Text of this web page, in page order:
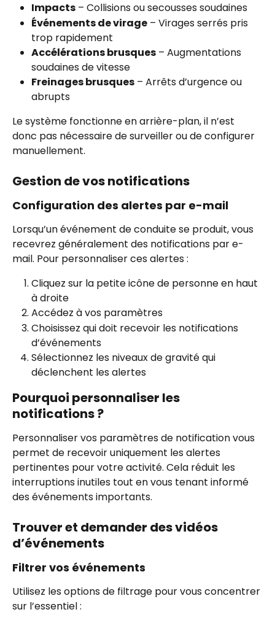
Impacts – Collisions ou secousses soudaines
Événements de virage – Virages serrés pris
trop rapidement
Accélérations brusques – Augmentations
soudaines de vitesse
Freinages brusques – Arrêts d’urgence ou
abrupts
Le système fonctionne en arrière-plan, il n’est
donc pas nécessaire de surveiller ou de configurer
manuellement.
Gestion de vos notifications
Configuration des alertes par e-mail
Lorsqu’un événement de conduite se produit, vous
recevrez généralement des notifications par e-
mail. Pour personnaliser ces alertes :
Cliquez sur la petite icône de personne en haut
à droite
Accédez à vos paramètres
Choisissez qui doit recevoir les notifications
d’événements
Sélectionnez les niveaux de gravité qui
déclenchent les alertes
Pourquoi personnaliser les
notifications ?
Personnaliser vos paramètres de notification vous
permet de recevoir uniquement les alertes
pertinentes pour votre activité. Cela réduit les
interruptions inutiles tout en vous tenant informé
des événements importants.
Trouver et demander des vidéos
d’événements
Filtrer vos événements
Utilisez les options de filtrage pour vous concentrer
sur l’essentiel :